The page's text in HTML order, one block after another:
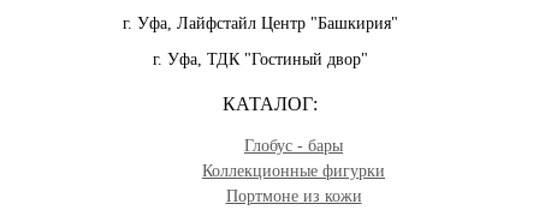
г. Уфа, Лайфстайл Центр "Башкирия"
г. Уфа, ТДК "Гостиный двор"
КАТАЛОГ:
Глобус - бары
Коллекционные фигурки
Портмоне из кожи